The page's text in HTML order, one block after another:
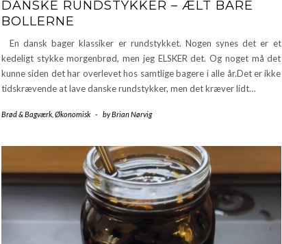
DANSKE RUNDSTYKKER – ÆLT BARE
BOLLERNE
En dansk bager klassiker er rundstykket. Nogen synes det er et
kedeligt stykke morgenbrød, men jeg ELSKER det. Og noget må det
kunne siden det har overlevet hos samtlige bagere i alle år.Det er ikke
tidskrævende at lave danske rundstykker, men det kræver lidt…
Brød & Bagværk, Økonomisk - byBrian Nørvig